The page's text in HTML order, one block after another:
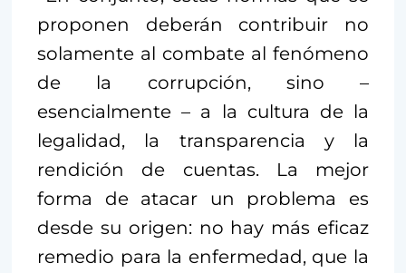
proponen deberán contribuir no
solamente al combate al fenómeno
de la corrupción, sino –
esencialmente – a la cultura de la
legalidad, la transparencia y la
rendición de cuentas. La mejor
forma de atacar un problema es
desde su origen: no hay más eficaz
remedio para la enfermedad, que la